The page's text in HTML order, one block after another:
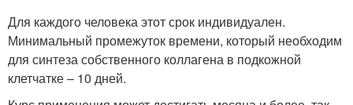
Для каждого человека этот срок индивидуален.
Минимальный промежуток времени, который необходим
для синтеза собственного коллагена в подкожной
клетчатке – 10 дней.